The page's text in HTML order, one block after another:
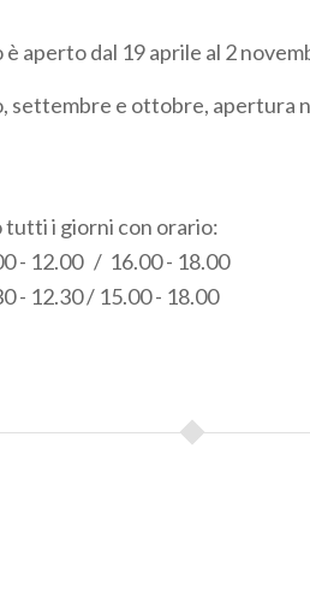
aperto dal 19 aprile al 2
settembre e ottobre, apertura
tutti i giorni con orario:
- 12.00 / 16.00 - 18.00
- 12.30 / 15.00 - 18.00